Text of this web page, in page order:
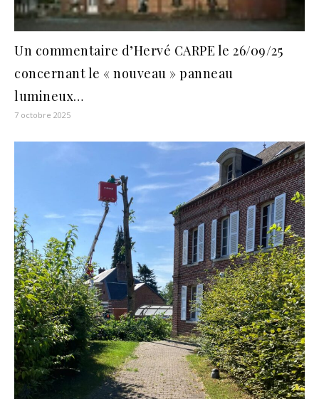
Un commentaire d’Hervé CARPE le 26/09/25
concernant le « nouveau » panneau
lumineux…
7 octobre 2025